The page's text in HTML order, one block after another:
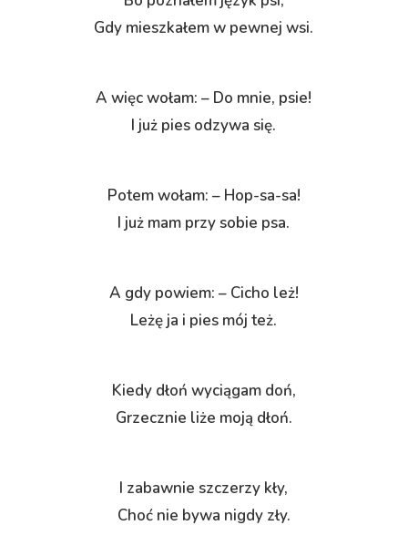
Gdy mieszkałem w pewnej wsi.
A więc wołam: – Do mnie, psie!
I już pies odzywa się.
Potem wołam: – Hop-sa-sa!
I już mam przy sobie psa.
A gdy powiem: – Cicho leż!
Leżę ja i pies mój też.
Kiedy dłoń wyciągam doń,
Grzecznie liże moją dłoń.
I zabawnie szczerzy kły,
Choć nie bywa nigdy zły.